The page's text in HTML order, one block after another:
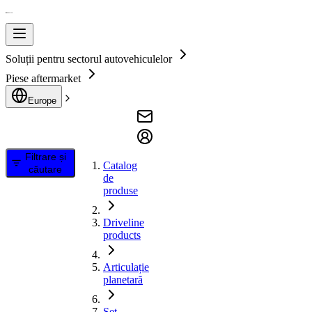
Soluții pentru sectorul autovehiculelor
Piese aftermarket
Europe
Filtrare și
căutare
Catalog
de
produse
Driveline
products
Articulație
planetară